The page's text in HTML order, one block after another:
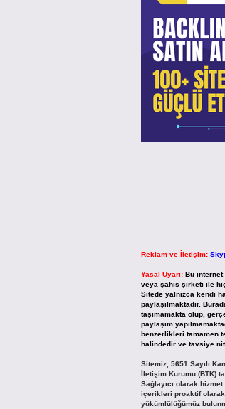
Reklam ve İletişim:
Yasal Uyarı: Bu
veya şahıs şirketi ile
Sitede yalnızca kendi
paylaşılmaktadır.
taşımamakta olup,
paylaşım
benzerlikleri tamamen
halindedir ve tavsiye
Sitemiz, 5651 Sayılı
İletişim Kurumu (BTK)
Sağlayıcı olarak
içerikleri proaktif olarak
yükümlülüğümüz